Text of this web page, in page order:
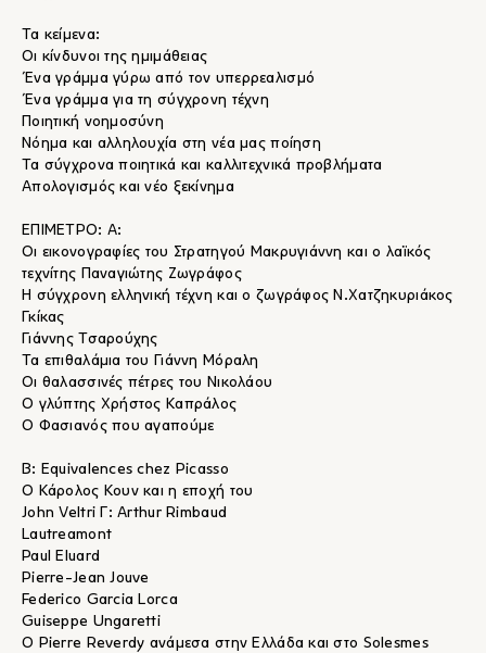
Τα κείμενα:
Οι κίνδυνοι της ημιμάθειας
Ένα γράμμα γύρω από τον υπερρεαλισμό
Ένα γράμμα για τη σύγχρονη τέχνη
Ποιητική νοημοσύνη
Νόημα και αλληλουχία στη νέα μας ποίηση
Τα σύγχρονα ποιητικά και καλλιτεχνικά προβλήματα
Απολογισμός και νέο ξεκίνημα
ΕΠΙΜΕΤΡΟ: Α:
Οι εικονογραφίες του Στρατηγού Μακρυγιάννη και ο λαϊκός
τεχνίτης Παναγιώτης Ζωγράφος
Η σύγχρονη ελληνική τέχνη και ο ζωγράφος Ν.Χατζηκυριάκος
Γκίκας
Γιάννης Τσαρούχης
Τα επιθαλάμια του Γιάννη Μόραλη
Οι θαλασσινές πέτρες του Νικολάου
Ο γλύπτης Χρήστος Καπράλος
Ο Φασιανός που αγαπούμε
Β: Equivalences chez Picasso
Ο Κάρολος Κουν και η εποχή του
John Veltri Γ: Arthur Rimbaud
Lautreamont
Paul Eluard
Pierre-Jean Jouve
Federico Garcia Lorca
Guiseppe Ungaretti
O Pierre Reverdy ανάμεσα στην Ελλάδα και στο Solesmes